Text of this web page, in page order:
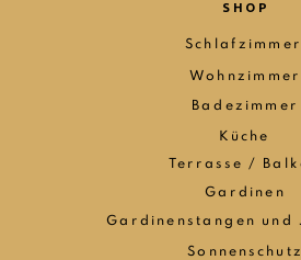
SHOP
Schlafzimmer
Wohnzimmer
Badezimmer
Küche
Terrasse /
Gardinen
Gardinenstangen und
Sonnenschutz